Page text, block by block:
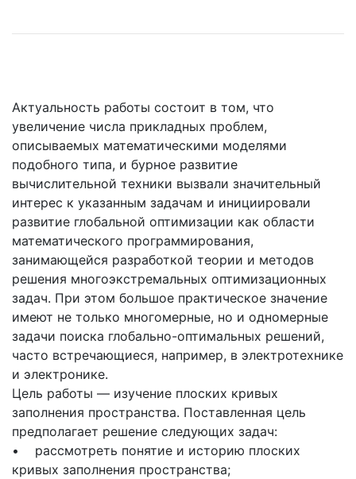
Актуальность работы состоит в том, что
увеличение числа прикладных проблем,
описываемых математическими моделями
подобного типа, и бурное развитие
вычислительной техники вызвали значительный
интерес к указанным задачам и инициировали
развитие глобальной оптимизации как области
математического программирования,
занимающейся разработкой теории и методов
решения многоэкстремальных оптимизационных
задач. При этом большое практическое значение
имеют не только многомерные, но и одномерные
задачи поиска глобально-оптимальных решений,
часто встречающиеся, например, в электротехнике
и электронике.
Цель работы — изучение плоских кривых
заполнения пространства. Поставленная цель
предполагает решение следующих задач:
• рассмотреть понятие и историю плоских
кривых заполнения пространства;